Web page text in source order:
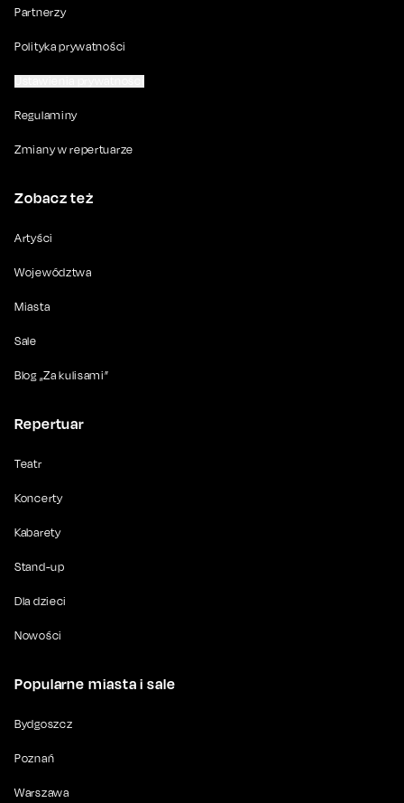
Partnerzy
Polityka prywatności
Regulaminy
Zmiany w repertuarze
Zobacz też
Artyści
Województwa
Miasta
Sale
Blog „Za kulisami”
Repertuar
Teatr
Koncerty
Kabarety
Stand-up
Dla dzieci
Nowości
Popularne miasta i sale
Bydgoszcz
Poznań
Warszawa